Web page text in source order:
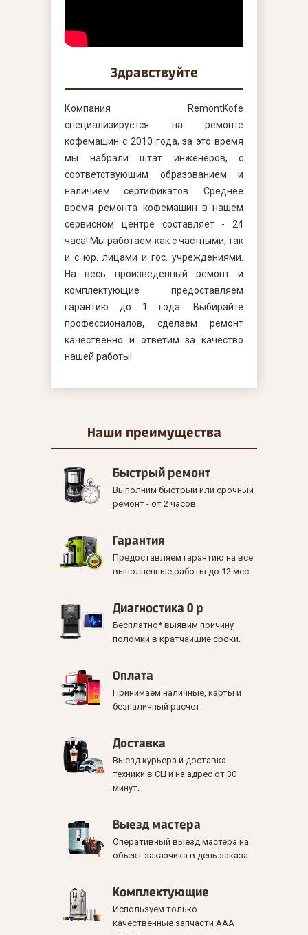
Здравствуйте
Компания RemontKofe
специализируется на ремонте
кофемашин с 2010 года, за это время
мы набрали штат инженеров, с
соответствующим образованием и
наличием сертификатов. Среднее
время ремонта кофемашин в нашем
сервисном центре составляет - 24
часа! Мы работаем как с частными, так
и с юр. лицами и гос. учреждениями.
На весь произведённый ремонт и
комплектующие предоставляем
гарантию до 1 года. Выбирайте
профессионалов, сделаем ремонт
качественно и ответим за качество
нашей работы!
Наши преимущества
Быстрый ремонт
Выполним быстрый или срочный
ремонт - от 2 часов.
Гарантия
Предоставляем гарантию на все
выполненные работы до 12 мес.
Диагностика 0 р
Бесплатно* выявим причину
поломки в кратчайшие сроки.
Оплата
Принимаем наличные, карты и
безналичный расчет.
Доставка
Выезд курьера и доставка
техники в СЦ и на адрес от 30
минут.
Выезд мастера
Оперативный выезд мастера на
объект заказчика в день заказа.
Комплектующие
Используем только
качественные запчасти ААА